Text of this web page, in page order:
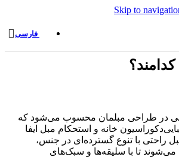
Skip to
فارسی
کدامند؟
در طراحی مبلمان محسوب می‌شود که
خانه و استحکام مبل ایفا
راحتی با تنوع گسترده‌ای در جنس،
می‌شوند تا با سلیقه‌ها و سبک‌های